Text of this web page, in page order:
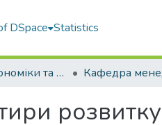
DSpace Statistics
Факультет економіки та екології моря (ФЕЕМ) Кафедра